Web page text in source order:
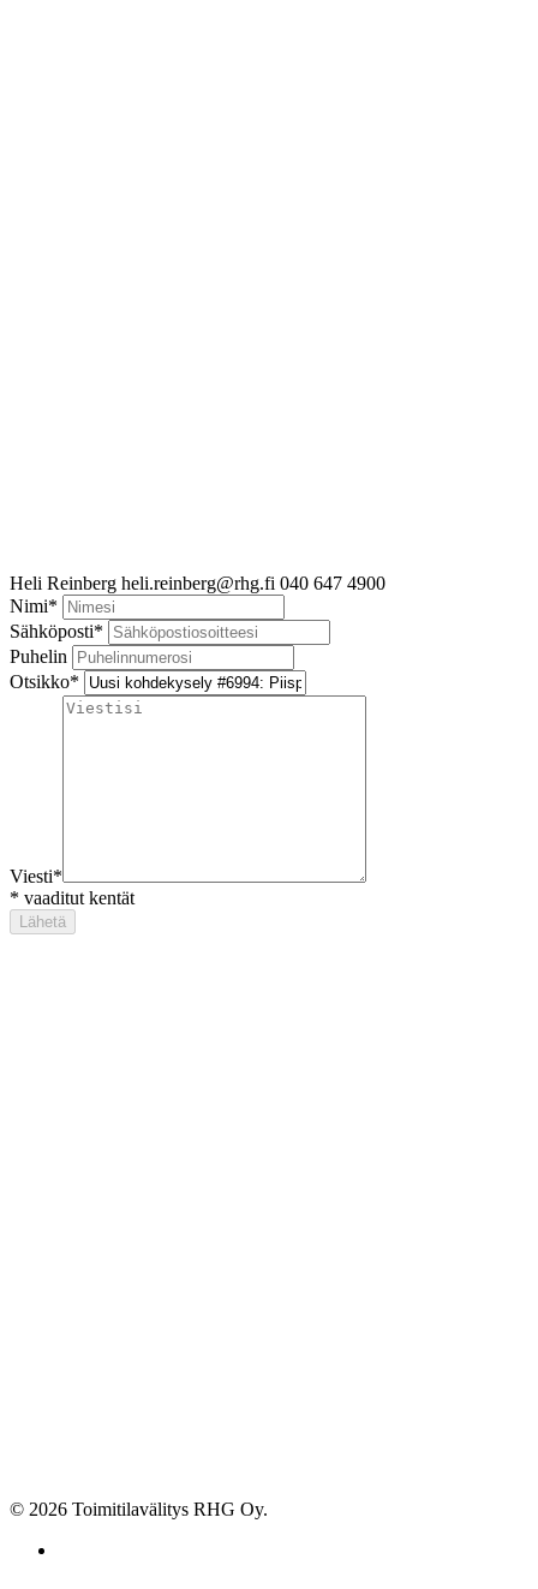
Heli Reinberg heli.reinberg@rhg.fi 040 647 4900
Nimi*
Sähköposti*
Puhelin
Otsikko*
Viesti*
* vaaditut kentät
© 2026 Toimitilavälitys RHG Oy.